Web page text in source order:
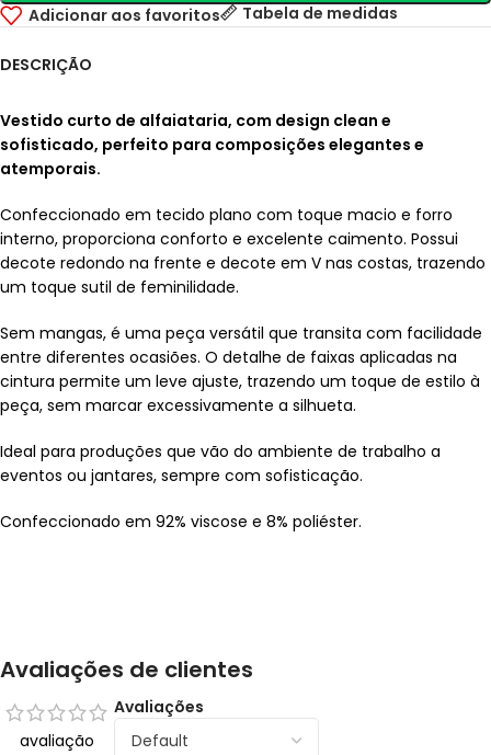
Adicionar aos favoritos Tabela de medidas
DESCRIÇÃO
Vestido curto de alfaiataria, com design clean e
sofisticado, perfeito para composições elegantes e
atemporais.
Confeccionado em tecido plano com toque macio e forro
interno, proporciona conforto e excelente caimento. Possui
decote redondo na frente e decote em V nas costas, trazendo
um toque sutil de feminilidade.
Sem mangas, é uma peça versátil que transita com facilidade
entre diferentes ocasiões. O detalhe de faixas aplicadas na
cintura permite um leve ajuste, trazendo um toque de estilo à
peça, sem marcar excessivamente a silhueta.
Ideal para produções que vão do ambiente de trabalho a
eventos ou jantares, sempre com sofisticação.
Confeccionado em 92% viscose e 8% poliéster.
Avaliações de clientes
avaliação
Avaliações